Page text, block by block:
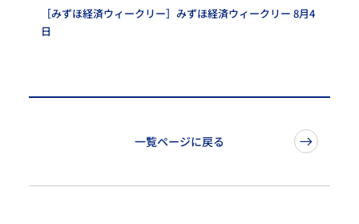
［みずほ経済ウィークリー］みずほ経済ウィークリー 8月4
日
一覧ページに戻る